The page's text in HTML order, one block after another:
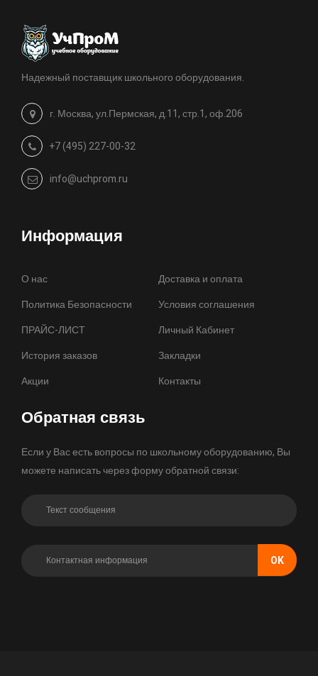
Надежный поставщик школьного оборудования.
г. Москва, ул.Пермская, д.11, стр.1, оф.206
+7 (495) 227-00-32
info@uchprom.ru
Информация
О нас
Доставка и оплата
Политика Безопасности
Условия соглашения
ПРАЙС-ЛИСТ
Личный Кабинет
История заказов
Закладки
Акции
Контакты
Обратная связь
Если у Вас есть вопросы по школьному оборудованию, Вы
можете написать через форму обратной связи:
OK